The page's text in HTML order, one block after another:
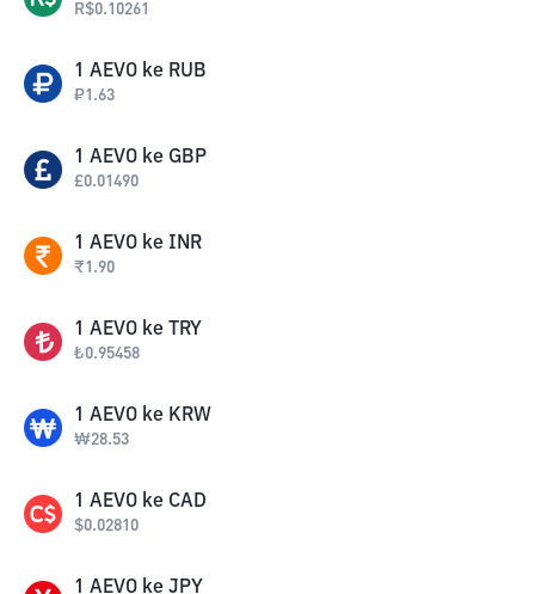
R$0.10261
1 AEVO ke RUB
₽1.63
1 AEVO ke GBP
£0.01490
1 AEVO ke INR
₹1.90
1 AEVO ke TRY
₺0.95458
1 AEVO ke KRW
₩28.53
1 AEVO ke CAD
$0.02810
1 AEVO ke JPY